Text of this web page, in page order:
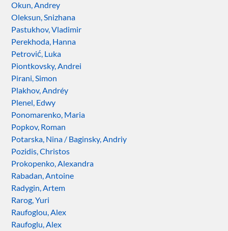
Okun, Andrey
Oleksun, Snizhana
Pastukhov, Vladimir
Perekhoda, Hanna
Petrović, Luka
Piontkovsky, Andrei
Pirani, Simon
Plakhov, Andréy
Plenel, Edwy
Ponomarenko, Maria
Popkov, Roman
Potarska, Nina / Baginsky, Andriy
Pozidis, Christos
Prokopenko, Alexandra
Rabadan, Antoine
Radygin, Artem
Rarog, Yuri
Raufoglou, Alex
Raufoglu, Alex